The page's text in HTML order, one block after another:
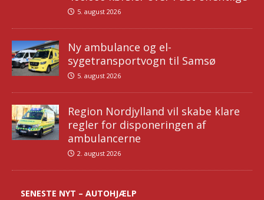
5. august 2026
Ny ambulance og el-
sygetransportvogn til Samsø
5. august 2026
Region Nordjylland vil skabe klare
regler for disponeringen af
ambulancerne
2. august 2026
SENESTE NYT – AUTOHJÆLP